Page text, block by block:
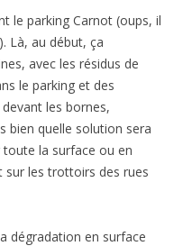
le parking Carnot (oups, il
Là, au début, ça
avec les résidus de
le parking et des
les bornes,
bien quelle solution sera
la surface ou en
sur les trottoirs des rues
dégradation en surface